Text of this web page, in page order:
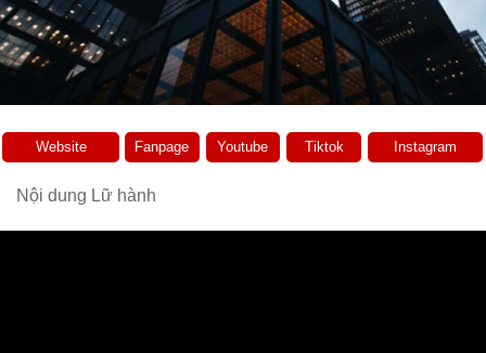
Website Fanpage Youtube Tiktok Instagram
Nội dung Lữ hành